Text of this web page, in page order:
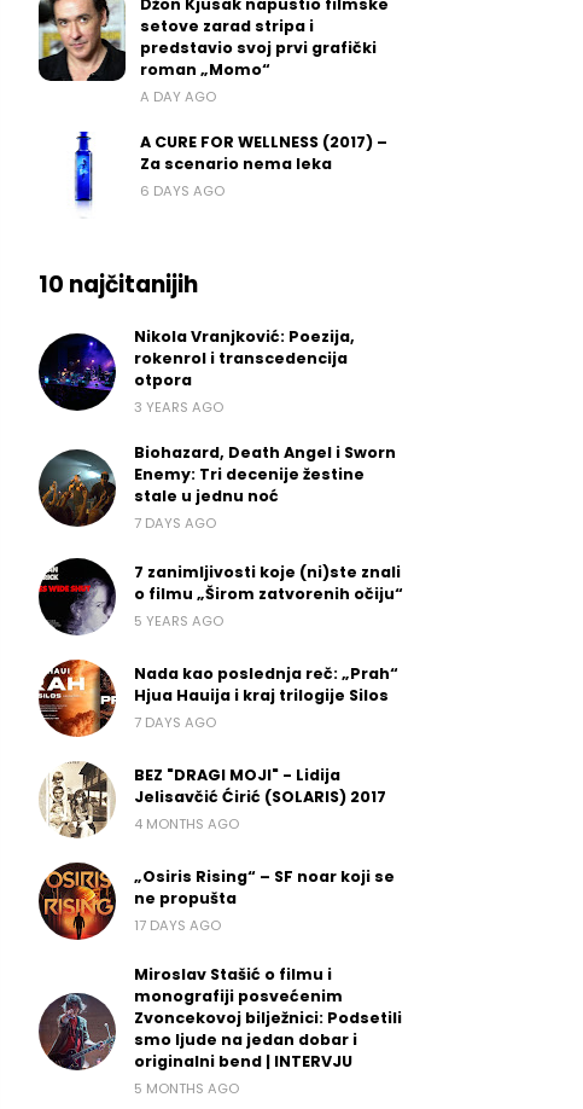
Džon Kjusak napustio filmske
setove zarad stripa i
predstavio svoj prvi grafički
roman „Momo“
A DAY AGO
A CURE FOR WELLNESS (2017) –
Za scenario nema leka
6 DAYS AGO
10 najčitanijih
Nikola Vranjković: Poezija,
rokenrol i transcedencija
otpora
3 YEARS AGO
Biohazard, Death Angel i Sworn
Enemy: Tri decenije žestine
stale u jednu noć
7 DAYS AGO
7 zanimljivosti koje (ni)ste znali
o filmu „Širom zatvorenih očiju“
5 YEARS AGO
Nada kao poslednja reč: „Prah“
Hjua Hauija i kraj trilogije Silos
7 DAYS AGO
BEZ "DRAGI MOJI" - Lidija
Jelisavčić Ćirić (SOLARIS) 2017
4 MONTHS AGO
„Osiris Rising“ – SF noar koji se
ne propušta
17 DAYS AGO
Miroslav Stašić o filmu i
monografiji posvećenim
Zvoncekovoj bilježnici: Podsetili
smo ljude na jedan dobar i
originalni bend | INTERVJU
5 MONTHS AGO